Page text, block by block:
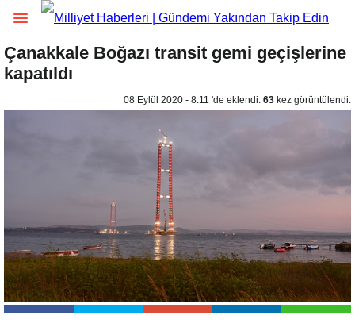
Çanakkale Boğazı transit gemi geçişlerine
kapatıldı
08 Eylül 2020 - 8:11 'de eklendi. 63 kez görüntülendi.